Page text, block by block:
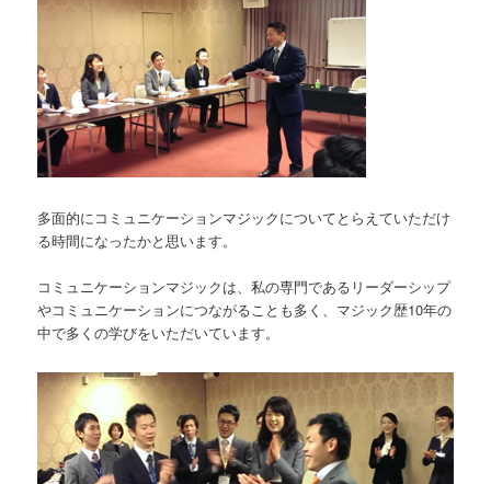
多面的にコミュニケーションマジックについてとらえていただけ
る時間になったかと思います。
コミュニケーションマジックは、私の専門であるリーダーシップ
やコミュニケーションにつながることも多く、マジック歴10年の
中で多くの学びをいただいています。